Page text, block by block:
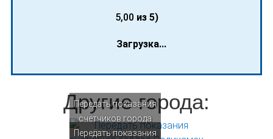
5,00 из 5)
Загрузка...
Другие города:
Передать показания
счетчиков города
Соликамск
Передать показания